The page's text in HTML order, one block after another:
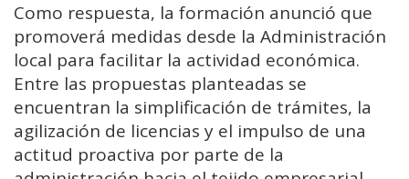
Como respuesta, la formación anunció que
promoverá medidas desde la Administración
local para facilitar la actividad económica.
Entre las propuestas planteadas se
encuentran la simplificación de trámites, la
agilización de licencias y el impulso de una
actitud proactiva por parte de la